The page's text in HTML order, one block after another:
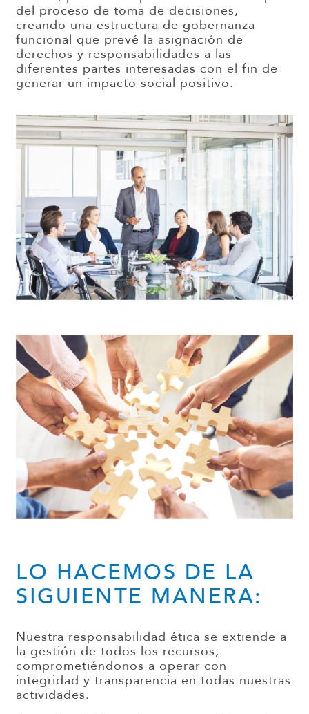
del proceso de toma de decisiones,
creando una estructura de gobernanza
funcional que prevé la asignación de
derechos y responsabilidades a las
diferentes partes interesadas con el fin de
generar un impacto social positivo.
LO HACEMOS DE LA
SIGUIENTE MANERA:
Nuestra responsabilidad ética se extiende a
la gestión de todos los recursos,
comprometiéndonos a operar con
integridad y transparencia en todas nuestras
actividades.